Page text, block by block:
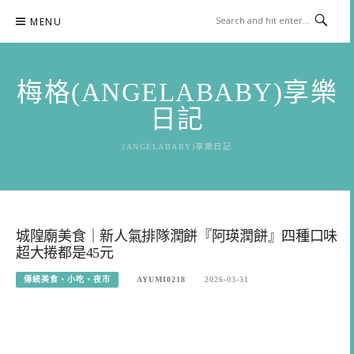
content
MENU
梅格(ANGELABABY)享樂
日記
(ANGELABABY)享樂日記
城隍廟美食｜新人氣排隊潤餅『阿瑛潤餅』四種口味
超大捲都是45元
傳統美食、小吃、夜市 AYUMI0218 2026-03-31